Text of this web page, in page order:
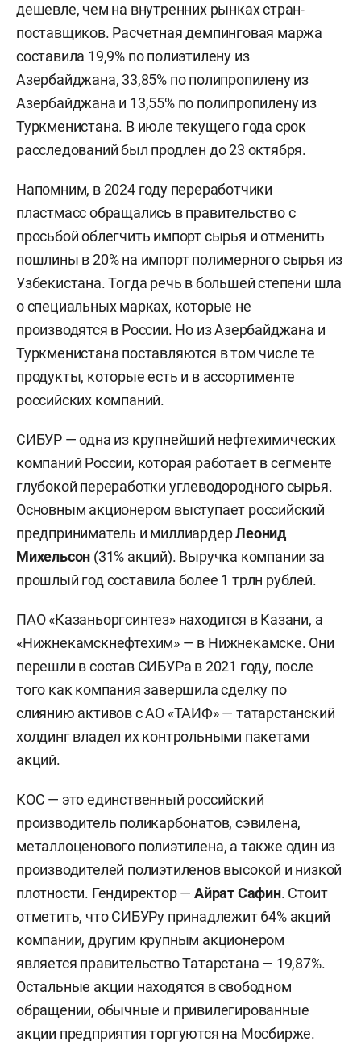
дешевле, чем на внутренних рынках стран-
поставщиков. Расчетная демпинговая маржа
составила 19,9% по полиэтилену из
Азербайджана, 33,85% по полипропилену из
Азербайджана и 13,55% по полипропилену из
Туркменистана. В июле текущего года срок
расследований был продлен до 23 октября.
Напомним, в 2024 году переработчики
пластмасс обращались в правительство с
просьбой облегчить импорт сырья и отменить
пошлины в 20% на импорт полимерного сырья из
Узбекистана. Тогда речь в большей степени шла
о специальных марках, которые не
производятся в России. Но из Азербайджана и
Туркменистана поставляются в том числе те
продукты, которые есть и в ассортименте
российских компаний.
СИБУР — одна из крупнейший нефтехимических
компаний России, которая работает в сегменте
глубокой переработки углеводородного сырья.
Основным акционером выступает российский
предприниматель и миллиардерЛеонид
Михельсон (31% акций). Выручка компании за
прошлый год составила более 1 трлн рублей.
ПАО «Казаньоргсинтез» находится в Казани, а
«Нижнекамскнефтехим» — в Нижнекамске. Они
перешли в состав СИБУРа в 2021 году, после
того как компания завершила сделку по
слиянию активов с АО «ТАИФ» — татарстанский
холдинг владел их контрольными пакетами
акций.
КОС — это единственный российский
производитель поликарбонатов, сэвилена,
металлоценового полиэтилена, а также один из
производителей полиэтиленов высокой и низкой
плотности. Гендиректор —Айрат Сафин. Стоит
отметить, что СИБУРу принадлежит 64% акций
компании, другим крупным акционером
является правительство Татарстана — 19,87%.
Остальные акции находятся в свободном
обращении, обычные и привилегированные
акции предприятия торгуются на Мосбирже.